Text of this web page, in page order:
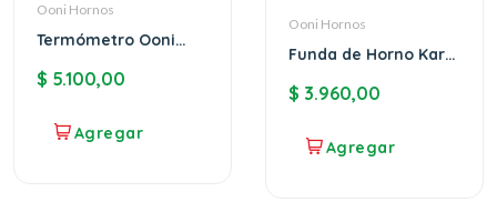
Ooni Hornos
Termómetro Ooni
$ 5.100,00
Ooni Hornos
Funda de Horno Karu
$ 3.960,00